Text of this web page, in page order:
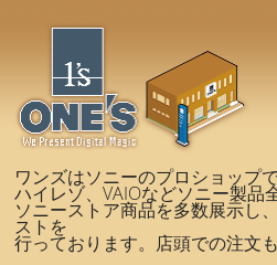
ワンズはソニーのプロショップ
ハイレゾ、VAIOなどソニー製品
ソニーストア商品を多数展示し
ストを
行っております。店頭での注文